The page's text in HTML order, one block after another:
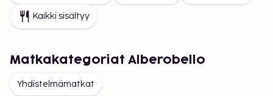
suosituin matkakohde. Kaupungissa on noin 1500
viehättävää trullitaloa laavakivikattoineen.
del Monte, joka on mukana Unescon
Paikan päällä maksettavaa turistiveroa
Kaikki sisältyy
Matkakategoriat Alberobello
Yhdistelmämatkat